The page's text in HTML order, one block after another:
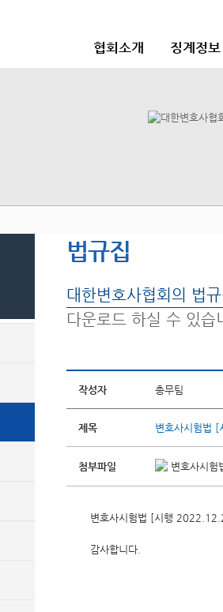
협회소개 징계정
법규집
대한변호사협회의 법
다운로드 하실 수 있습
작성자 총무팀
제목 변호사시험법
첨부파일 변호사시
변호사시험법 [시행
감사합니다.